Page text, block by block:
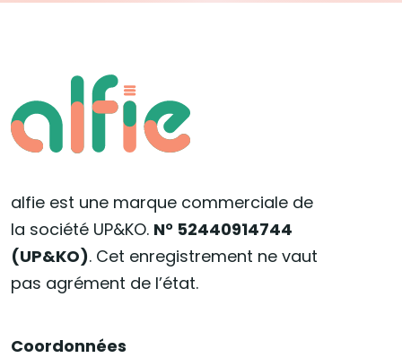
alfie est une marque commerciale de
la société UP&KO. N° 52440914744
(UP&KO). Cet enregistrement ne vaut
pas agrément de l’état.
Coordonnées